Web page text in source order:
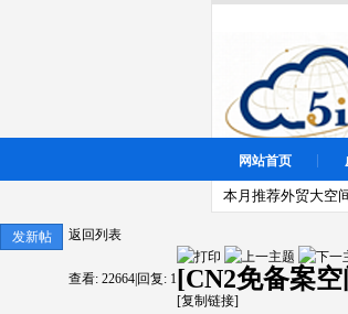
网站首页
本月推荐外贸大空
返回列表
发新帖
查看: 22664 回复: 1[CN2免备案
[复制链接]